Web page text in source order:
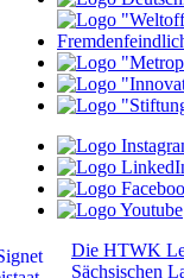
Die HTWK
Sächsischen